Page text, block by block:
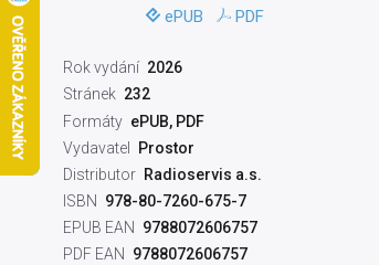
ePUB PDF
Rok vydání 2026
Stránek 232
Formáty ePUB, PDF
Vydavatel
Prostor
Distributor Radioservis a.s.
ISBN
978-80-7260-675-7
EPUB EAN
9788072606757
PDF EAN
9788072606757